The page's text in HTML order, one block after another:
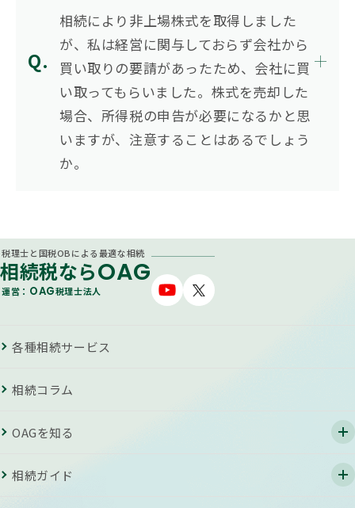
相続により非上場株式を取得しました
が、私は経営に関与しておらず会社から
買い取りの要請があったため、会社に買
い取ってもらいました。株式を売却した
場合、所得税の申告が必要になるかと思
いますが、注意することはあるでしょう
か。
税理士と国税OBによる最適な相続
相続税ならOAG
運営： OAG税理士法人
各種相続サービス
相続コラム
OAGを知る
相続ガイド